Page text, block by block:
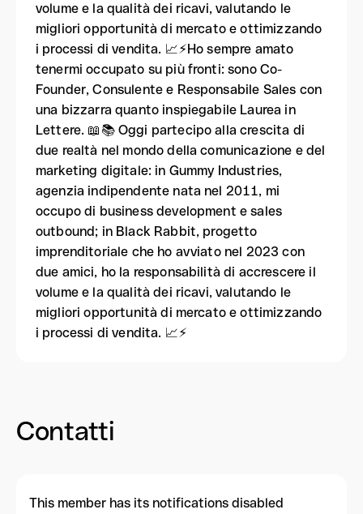
volume e la qualità dei ricavi, valutando le
migliori opportunità di mercato e ottimizzando
i processi di vendita. 📈⚡︎Ho sempre amato
tenermi occupato su più fronti: sono Co-
Founder, Consulente e Responsabile Sales con
una bizzarra quanto inspiegabile Laurea in
Lettere. 📖📚 Oggi partecipo alla crescita di
due realtà nel mondo della comunicazione e del
marketing digitale: in Gummy Industries,
agenzia indipendente nata nel 2011, mi
occupo di business development e sales
outbound; in Black Rabbit, progetto
imprenditoriale che ho avviato nel 2023 con
due amici, ho la responsabilità di accrescere il
volume e la qualità dei ricavi, valutando le
migliori opportunità di mercato e ottimizzando
i processi di vendita. 📈⚡︎
Contatti
This member has its notifications disabled